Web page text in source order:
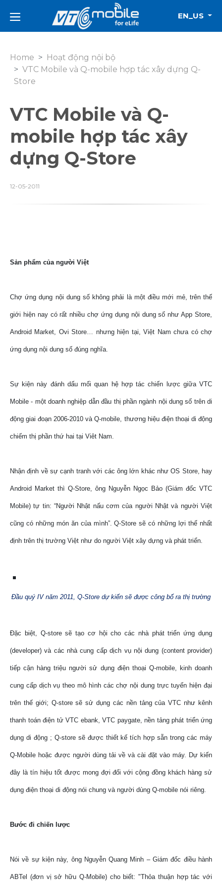
EN_US
Home
Hoạt động nội bộ
VTC Mobile và Q-mobile hợp tác xây dựng Q-
Store
VTC Mobile và Q-
mobile hợp tác xây
dựng Q-Store
12-05-2011
Sản phẩm của người Việt
Chợ ứng dụng nội dung số không phải là một điều mới mẻ, trên thế
giới hiện nay có rất nhiều chợ ứng dụng nội dung số như App Store,
Android Market, Ovi Store… nhưng hiện tại, Việt Nam chưa có chợ
ứng dụng nội dung số đúng nghĩa.
Sự kiện này đánh dấu mối quan hệ hợp tác chiến lược giữa VTC
Mobile - một doanh nghiệp dẫn đầu thị phần ngành nội dung số trên di
động giai đoạn 2006-2010 và Q-mobile, thương hiệu điện thoại di động
chiếm thị phần thứ hai tại Viêt Nam.
Nhận định về sự cạnh tranh với các ông lớn khác như OS Store, hay
Android Market thì Q-Store, ông Nguyễn Ngọc Bảo (Giám đốc VTC
Mobile) tự tin: “Người Nhật nấu cơm của người Nhật và người Việt
cũng có những món ăn của mình”. Q-Store sẽ có những lợi thế nhất
định trên thị trường Việt như do người Việt xây dựng và phát triển.
Đầu quý IV năm 2011, Q-Store dự kiến sẽ được công bố ra thị trường
Đặc biệt, Q-store sẽ tạo cơ hội cho các nhà phát triển ứng dụng
(developer) và các nhà cung cấp dịch vụ nội dung (content provider)
tiếp cận hàng triệu người sử dụng điện thoại Q-mobile, kinh doanh
cung cấp dịch vụ theo mô hình các chợ nội dung trực tuyến hiện đại
trên thế giới; Q-store sẽ sử dụng các nền tảng của VTC như kênh
thanh toán điện tử VTC ebank, VTC paygate, nền tảng phát triển ứng
dụng di động ; Q-store sẽ được thiết kế tích hợp sẵn trong các máy
Q-Mobile hoặc được người dùng tải về và cài đặt vào máy. Dự kiến
đây là tín hiệu tốt được mong đợi đối với cộng đồng khách hàng sử
dụng điện thoại di động nói chung và người dùng Q-mobile nói riêng.
Bước đi chiến lược
Nói về sự kiện này, ông Nguyễn Quang Minh – Giám đốc điều hành
ABTel (đơn vị sở hữu Q-Mobile) cho biết: "Thỏa thuận hợp tác với